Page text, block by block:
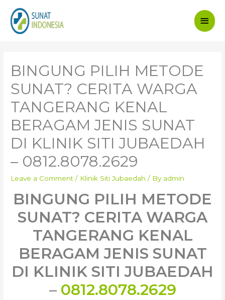
Main
BINGUNG PILIH METODE
SUNAT? CERITA WARGA
TANGERANG KENAL
BERAGAM JENIS SUNAT
DI KLINIK SITI JUBAEDAH
– 0812.8078.2629
Leave a Comment / Klinik Siti Jubaedah / By admin
BINGUNG PILIH METODE
SUNAT? CERITA WARGA
TANGERANG KENAL
BERAGAM JENIS SUNAT
DI KLINIK SITI JUBAEDAH
– 0812.8078.2629